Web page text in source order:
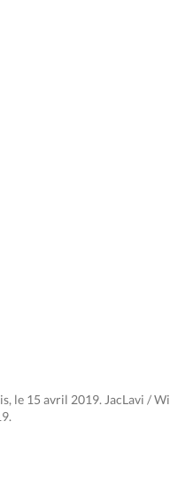
le 15 avril 2019. JacLavi /